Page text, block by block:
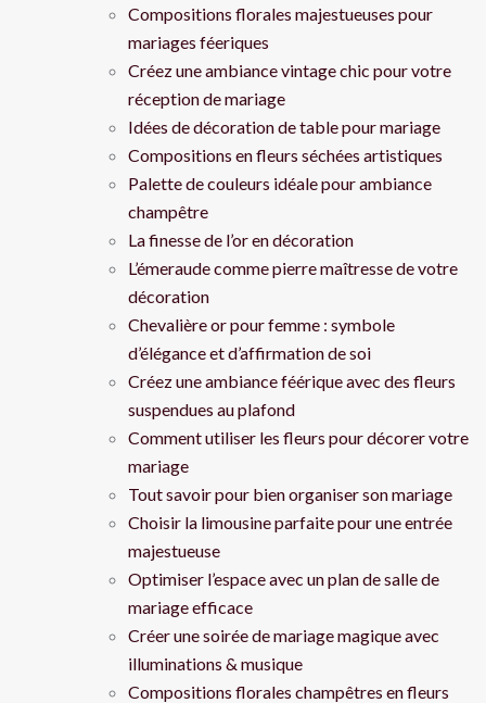
Compositions florales majestueuses pour
mariages féeriques
Créez une ambiance vintage chic pour votre
réception de mariage
Idées de décoration de table pour mariage
Compositions en fleurs séchées artistiques
Palette de couleurs idéale pour ambiance
champêtre
La finesse de l’or en décoration
L’émeraude comme pierre maîtresse de votre
décoration
Chevalière or pour femme : symbole
d’élégance et d’affirmation de soi
Créez une ambiance féérique avec des fleurs
suspendues au plafond
Comment utiliser les fleurs pour décorer votre
mariage
Tout savoir pour bien organiser son mariage
Choisir la limousine parfaite pour une entrée
majestueuse
Optimiser l’espace avec un plan de salle de
mariage efficace
Créer une soirée de mariage magique avec
illuminations & musique
Compositions florales champêtres en fleurs